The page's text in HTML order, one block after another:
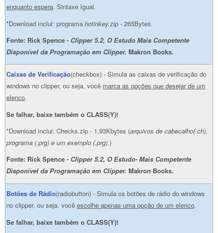
enquanto espera. Sintaxe Igual.
*Download inclui: programa hotinkey.zip - 265Bytes.
Fonte: Rick Spence - Clipper 5.2, O Estudo Mais Competente
Disponível da Programação em Clipper. Makron Books.
Caixas de Verificação(checkbox) - Simula as caixas de verificação do
windows no clipper, ou seja, você marca as opções que desejar de um
elenco.
Se falhar, baixe também o CLASS(Y)!
*Download inclui: Checks.zip - 1,93Kbytes (arquivos de cabecalho(.ch),
programa (.prg) e um exemplo (.prg).)
Fonte: Rick Spence - Clipper 5.2, O Estudo- Mais Competente
Disponível da Programação em Clipper. Makron Books.
Botões de Rádio(radiobutton) - Simula os botões de rádio do windows
no clipper, ou seja, você escolhe apenas uma opção de um elenco.
Se falhar, baixe também o CLASS(Y)!